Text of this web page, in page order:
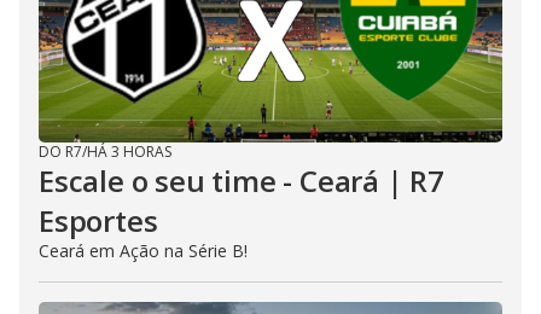
DO R7/HÁ 3 HORAS
Escale o seu time - Ceará | R7
Esportes
Ceará em Ação na Série B!